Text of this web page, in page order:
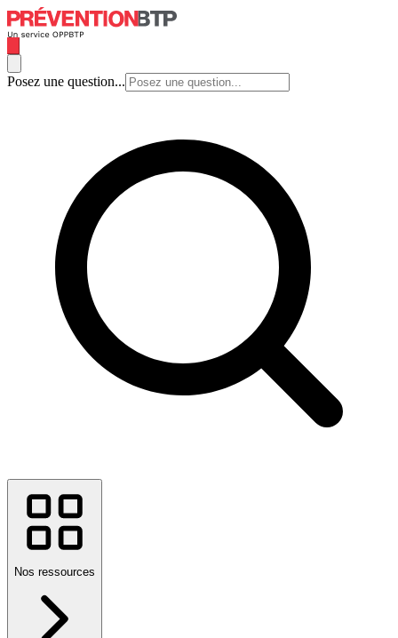
Posez une question...
Nos ressources